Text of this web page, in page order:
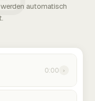
automatisch
0:00 ›